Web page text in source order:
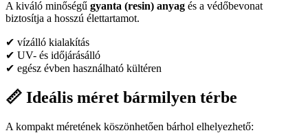
A kiváló minőségű gyanta (resin) anyag és a védőbevonat
biztosítja a hosszú élettartamot.
✔ vízálló kialakítás
✔ UV- és időjárásálló
✔ egész évben használható kültéren
📏 Ideális méret bármilyen térbe
A kompakt méretének köszönhetően bárhol elhelyezhető: